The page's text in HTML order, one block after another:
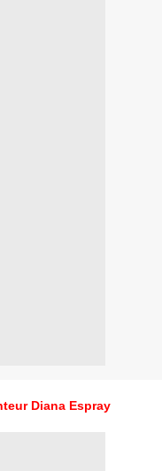
Diana Espray